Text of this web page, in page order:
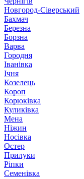
Новгород-Сіверський
Бахмач
Березна
Борзна
Варва
Городня
Іванівка
Ічня
Козелець
Короп
Корюківка
Куликівка
Мена
Ніжин
Носівка
Остер
Прилуки
Ріпки
Семенівка